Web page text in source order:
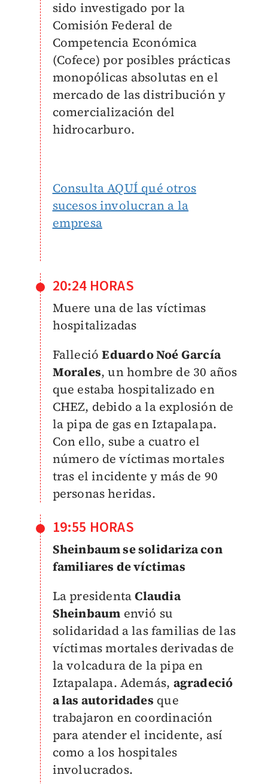
sido investigado por la
Comisión Federal de
Competencia Económica
(Cofece) por posibles prácticas
monopólicas absolutas en el
mercado de las distribución y
comercialización del
hidrocarburo.
Consulta AQUÍ qué otros
sucesos involucran a la
empresa
20:24 HORAS
Muere una de las víctimas
hospitalizadas
FallecióEduardo Noé García
Morales, un hombre de 30 años
que estaba hospitalizado en
CHEZ, debido a la explosión de
la pipa de gas en Iztapalapa.
Con ello, sube a cuatro el
número de víctimas mortales
tras el incidente y más de 90
personas heridas.
19:55 HORAS
Sheinbaum se solidariza con
familiares de víctimas
La presidentaClaudia
Sheinbaum envió su
solidaridad a las familias de las
víctimas mortales derivadas de
la volcadura de la pipa en
Iztapalapa. Además, agradeció
a las autoridades que
trabajaron en coordinación
para atender el incidente, así
como a los hospitales
involucrados.